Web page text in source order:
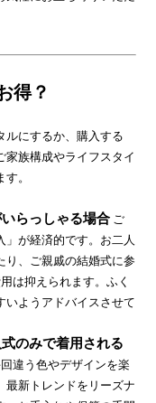
得？
ルにするか、購入する
家族構成やライフスタイ
。
らっしゃる場合 ご
」が経済的です。お二人
り、ご親戚の結婚式に参
は抑えられます。ふく
いようアドバイスさせて
のみで着用される
違う色やデザインを楽
最新トレンドをリーズナ